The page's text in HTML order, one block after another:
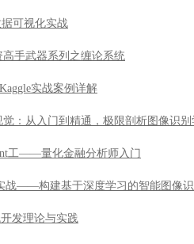
据可视化实战
高手武器系列之缠论系统
实战案例详解
觉：从入门到精通，极限剖析图像识
工——量化金融分析师入门
战——构建基于深度学习的智能图像
开发理论与实践